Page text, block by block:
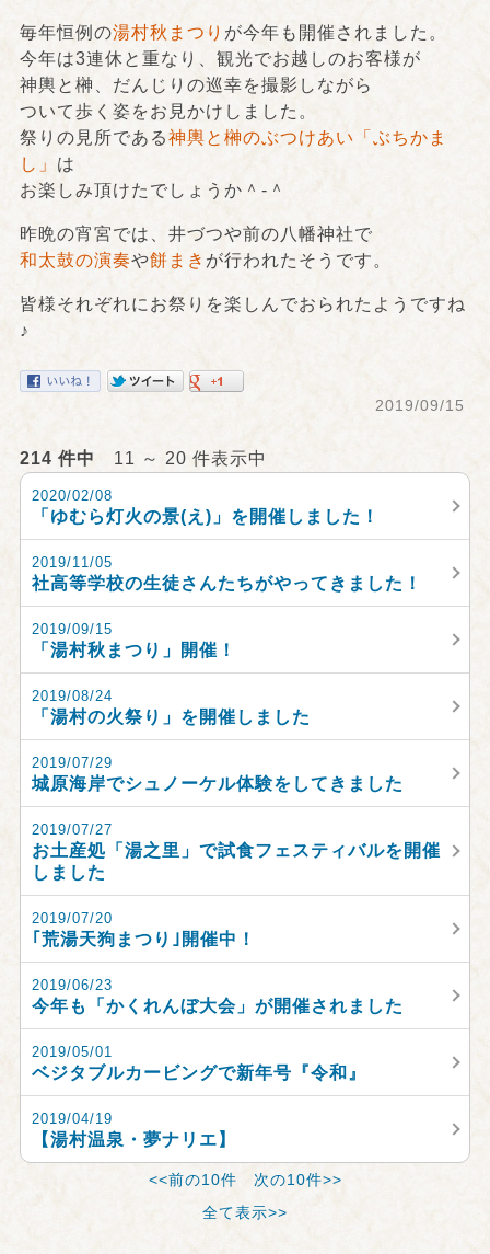
毎年恒例の湯村秋まつり が今年も開催されました。
今年は3連休と重なり、観光でお越しのお客様が
神輿と榊、だんじりの巡幸を撮影しながら
ついて歩く姿をお見かけしました。
祭りの見所である神輿と榊のぶつけあい「ぶちかま
し」 は
お楽しみ頂けたでしょうか＾-＾
昨晩の宵宮では、井づつや前の八幡神社で
和太鼓の演奏や餅まき が行われたそうです。
皆様それぞれにお祭りを楽しんでおられたようですね
♪
2019/09/15
214 件中 11 ～ 20 件表示中
2020/02/08
「ゆむら灯火の景(え)」を開催しました！
2019/11/05
社高等学校の生徒さんたちがやってきました！
2019/09/15
「湯村秋まつり」開催！
2019/08/24
「湯村の火祭り」を開催しました
2019/07/29
城原海岸でシュノーケル体験をしてきました
2019/07/27
お土産処「湯之里」で試食フェスティバルを開催
しました
2019/07/20
｢荒湯天狗まつり｣開催中！
2019/06/23
今年も「かくれんぼ大会」が開催されました
2019/05/01
ベジタブルカービングで新年号『令和』
2019/04/19
【湯村温泉・夢ナリエ】
<<前の10件
次の10件>>
全て表示>>